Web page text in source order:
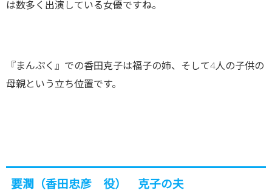
は数多く出演している女優ですね。
『まんぷく』での香田克子は福子の姉、そして4人の子供の
母親という立ち位置です。
要潤（香田忠彦 役） 克子の夫